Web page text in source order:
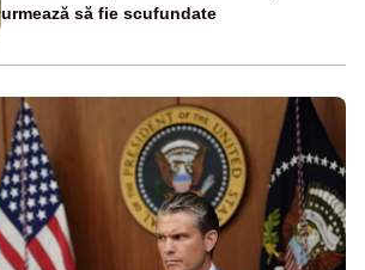
urmează să fie scufundate